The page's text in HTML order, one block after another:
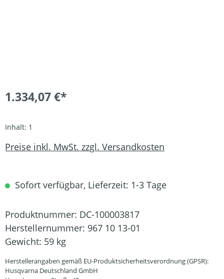
1.334,07 €*
Inhalt: 1
Preise inkl. MwSt. zzgl. Versandkosten
Sofort verfügbar, Lieferzeit: 1-3 Tage
Produktnummer: DC-100003817
Herstellernummer: 967 10 13-01
Gewicht: 59 kg
Herstellerangaben gemäß EU-Produktsicherheitsverordnung (GPSR):
Husqvarna Deutschland GmbH